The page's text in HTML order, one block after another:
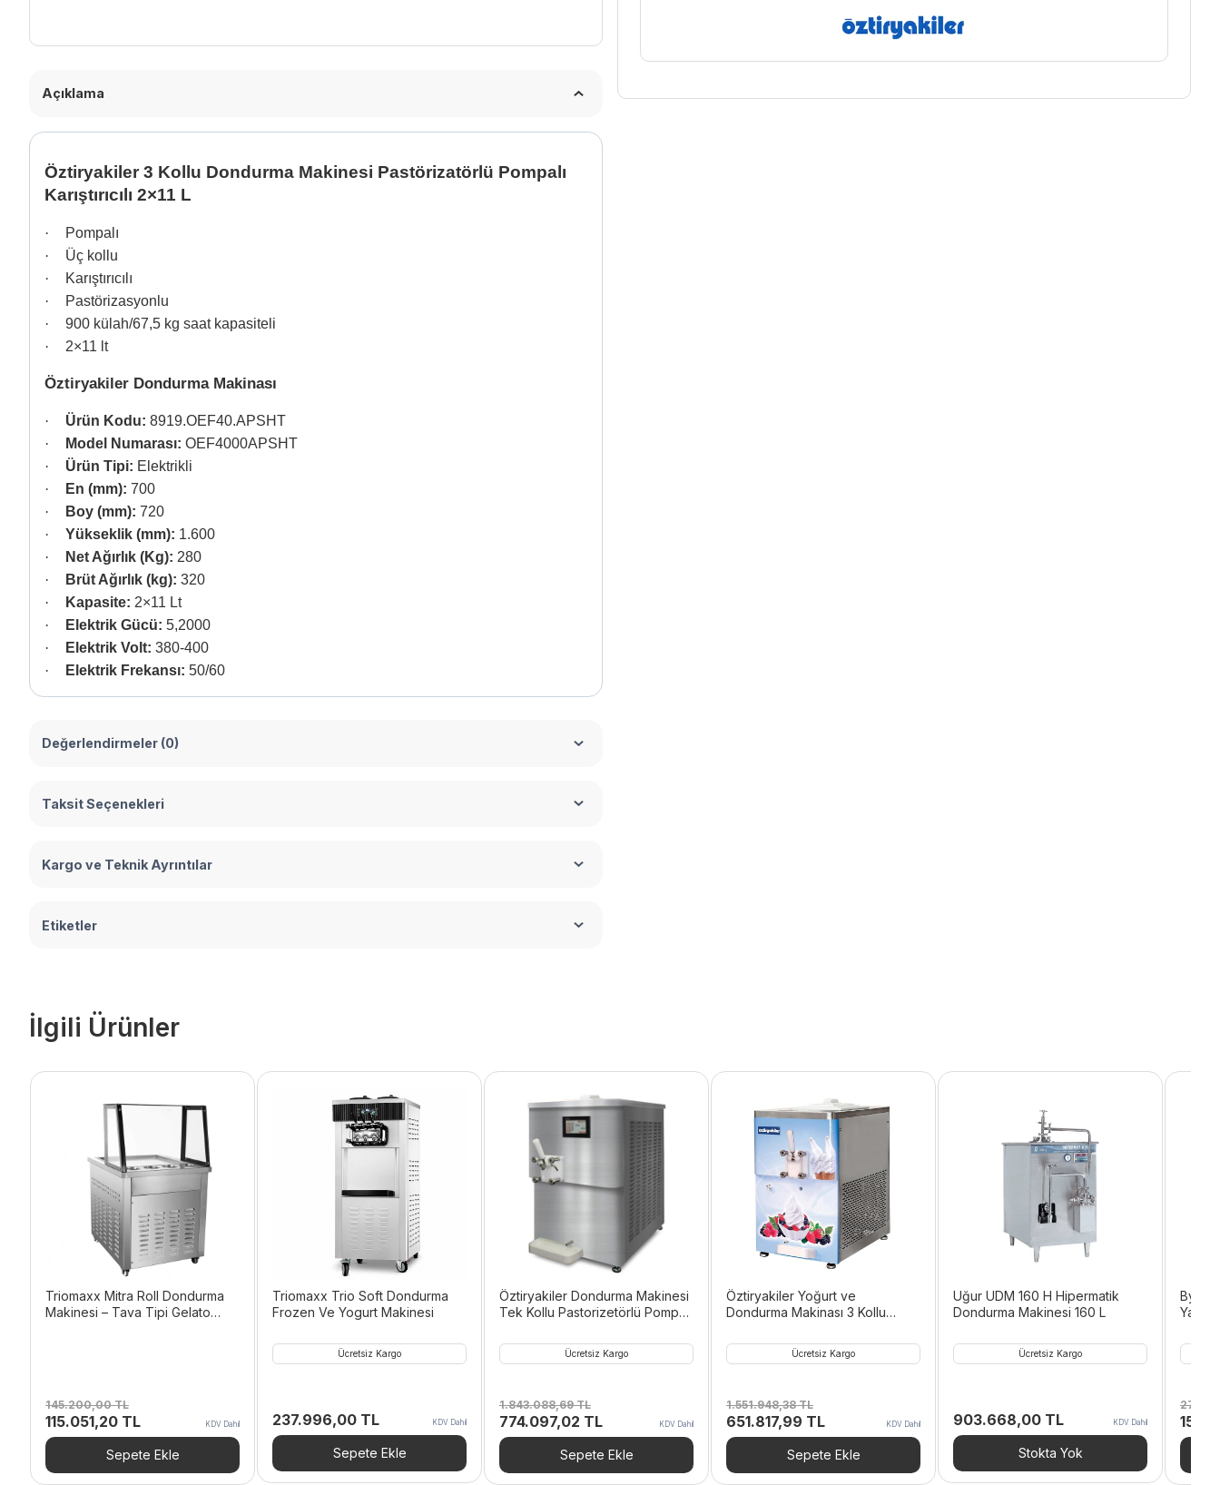
Açıklama
Öztiryakiler 3 Kollu Dondurma Makinesi Pastörizatörlü Pompalı
Karıştırıcılı 2×11 L
·
Pompalı
·
Üç kollu
·
Karıştırıcılı
·
Pastörizasyonlu
·
900 külah/67,5 kg saat kapasiteli
·
2×11 lt
Öztiryakiler Dondurma Makinası
· Ürün Kodu: 8919.OEF40.APSHT
·
Model Numarası: OEF4000APSHT
·
Ürün Tipi: Elektrikli
·
En (mm): 700
·
Boy (mm): 720
·
Yükseklik (mm): 1.600
·
Net Ağırlık (Kg): 280
·
Brüt Ağırlık (kg): 320
·
Kapasite: 2×11 Lt
·
Elektrik Gücü: 5,2000
·
Elektrik Volt: 380-400
·
Elektrik Frekansı: 50/60
Değerlendirmeler (0)
Taksit Seçenekleri
Kargo ve Teknik Ayrıntılar
Etiketler
adet
İlgili Ürünler
Triomaxx Mitra Roll Dondurma
Makinesi – Tava Tipi Gelato
145.200,00TL
Orijinal
fiyat:
145.200,00 TL.
115.051,20 TL
andaki
fiyat:
115.051,20 TL.
KDV Dahil
Sepete Ekle
Triomaxx Trio Soft Dondurma
Frozen Ve Yogurt Makinesi
Ücretsiz Kargo
237.996,00 TL KDV Dahil
Sepete Ekle
Öztiryakiler Dondurma Makinesi
Tek Kollu Pastorizetörlü Pompalı
Ücretsiz Kargo
1.843.088,69TL
Orijinal
fiyat:
1.843.088,69 TL.
774.097,02 TL
andaki
fiyat:
774.097,02 TL.
KDV Dahil
Sepete Ekle
Öztiryakiler Yoğurt ve
Dondurma Makinası 3 Kollu
4000 APS,6644
Ücretsiz Kargo
1.551.948,38TL
Orijinal
fiyat:
1.551.948,38 TL.
651.817,99 TL
andaki
fiyat:
651.817,99 TL.
KDV Dahil
Sepete Ekle
Uğur UDM 160 H Hipermatik
Dondurma Makinesi 160 L
Ücretsiz Kargo
903.668,00 TL KDV Dahil
Stokta Yok
By
fiyat: